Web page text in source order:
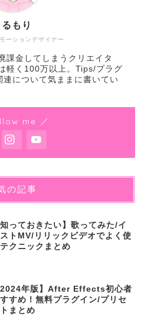
ーションデザイナー
るもり
課金してしまうクリエイタ
軽く100万以上。Tips/プラグ
について気ままに書いてい
me ／
の記事
知っておきたい】歌ってみた/イ
トMV/リリックビデオでよく使
クニックまとめ
2024年版】After Effects初心者
すめ！無料プラグイン/プリセ
まとめ